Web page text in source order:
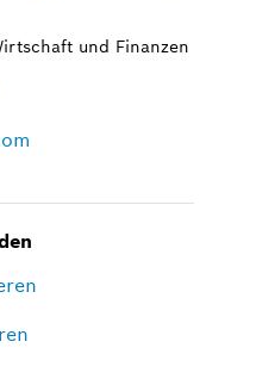
und Finanzen